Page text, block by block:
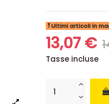
Ultimi articoli in
13,07 €
Tasse incluse